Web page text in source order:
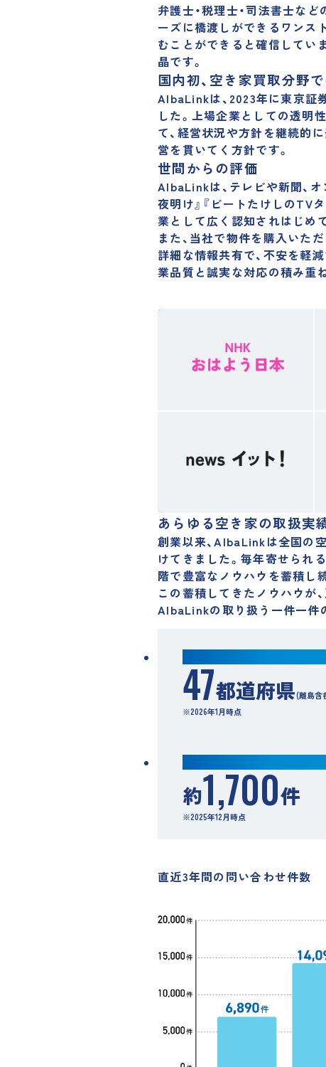
弁護士・税理士・司法書士な
ーズに橋渡しができるワンス
むことができると確信してい
晶です。
国内初、空き家買取分野
AlbaLinkは、2023年に東京証
した。上場企業としての透明
て、経営状況や方針を継続的
営を貫いてく方針です。
世間からの評価
AlbaLinkは、テレビや新聞、
夜明け』『ビートたけしのTV
業として広く認知されはじめ
また、当社で物件を購入いた
詳細な情報共有で、不安を軽
業品質と誠実な対応の積み重
あらゆる空き家の取扱実
創業以来、AlbaLinkは全国の
けてきました。毎年寄せられ
階で豊富なノウハウを蓄積 し
この蓄積してきたノウハウが
AlbaLinkの取り扱う一件一件
47都道府県(離島含
※2026年1月時点
約1,700件
※2025年12月時点
直近3年間の問い合わせ件数